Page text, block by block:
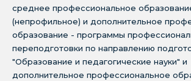
среднее профессиональное
(непрофильное) и дополнительное
образование - программы
переподготовки по направлению
"Образование и педагогические науки" и
дополнительное профессиональное